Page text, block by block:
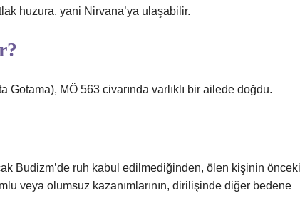
huzura, yani Nirvana’ya ulaşabilir.
Gotama), MÖ 563 civarında varlıklı bir ailede doğdu.
Budizm’de ruh kabul edilmediğinden, ölen kişinin önceki
veya olumsuz kazanımlarının, dirilişinde diğer bedene